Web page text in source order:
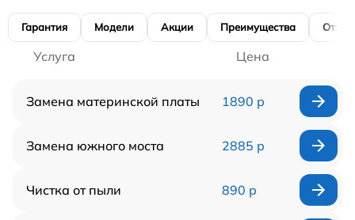
Гарантия Модели Акции Преимущества
Услуга Цена
Замена материнской платы 1890 р
Замена южного моста 2885 р
Чистка от пыли 890 р